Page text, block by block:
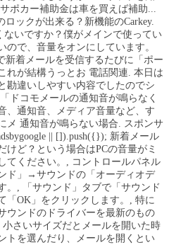
ポカー補助金は車を買えば補助...
ロックが出来る？新機能のCarkey.
ないですか？僕がメインで使ってい
ので、音量をオンにしています。
新着メールを受信するたびに「ポー
れが結構うっとお 電話関連. 本日は
勘違いしやすい内容でしたのでシ
ドコモメールの通知音が鳴らなく
、通知音、メディア音量など、す
メ 通知音が鳴らない場合. スポンサ
|| []).push({}); 新着メール
ど？という場合はPCの音量がミ
てください。, コントロールパネル
ド」→サウンドの「オーディオデ
。, 「サウンド」タブで「サウンド
「OK」をクリックします。, 特に
ウンドのドライバーを最新のもの
さいサイズだとメールを開いた時
トを選んだり、メールを開くとい